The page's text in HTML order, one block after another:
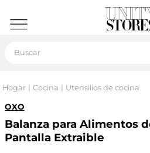
Hogar Cocina Utensilios de cocina
OXO
Balanza para Alimentos
Pantalla Extraible